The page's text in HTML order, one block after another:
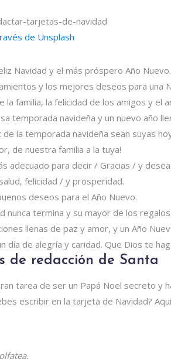
de Unsplash
Navidad y el más próspero Año Nuevo.
y los mejores deseos para una
la familia, la felicidad de los amigos y el
temporada navideña y un nuevo año
de la temporada navideña sean suyas
de nuestra familia a la tuya!
adecuado para decir / Gracias / y
felicidad / y prosperidad.
deseos para el Año Nuevo.
nunca termina y su mayor de los
llenas de paz y amor, y un Año
día de alegría y caridad. Que Dios te
de redacción de Santa
tarea de ser un Papá Noel secreto y
escribir en la tarjeta de Navidad?